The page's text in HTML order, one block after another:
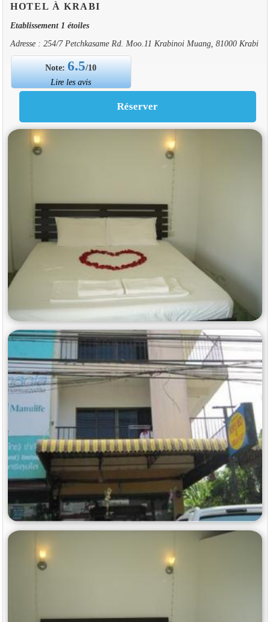
HOTEL À KRABI
Etablissement 1 étoiles
Adresse : 254/7 Petchkasame Rd. Moo.11 Krabinoi Muang, 81000 Krabi
Note:6.5/10
Lire les avis